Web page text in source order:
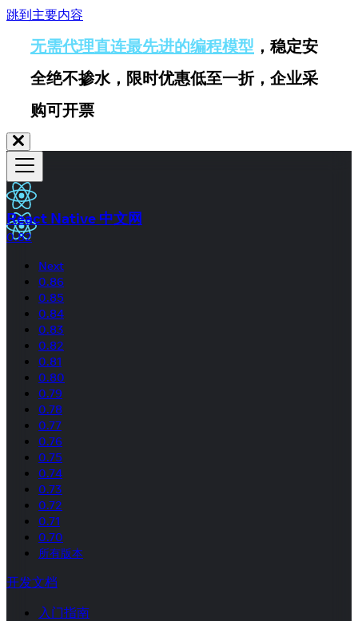
跳到主要内容
无需代理直连最先进的编程模型 ，稳定安
全绝不掺水，限时优惠低至一折，企业采
购可开票
React Native 中文网
0.82
Next
0.86
0.85
0.84
0.83
0.82
0.81
0.80
0.79
0.78
0.77
0.76
0.75
0.74
0.73
0.72
0.71
0.70
所有版本
开发文档
入门指南